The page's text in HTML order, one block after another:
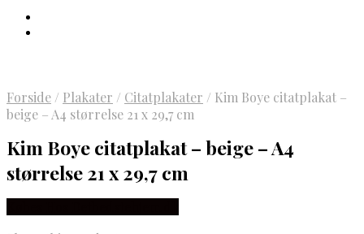
Forside / Plakater / Citatplakater / Kim Boye citatplakat –
beige – A4 størrelse 21 x 29,7 cm
Kim Boye citatplakat – beige – A4
størrelse 21 x 29,7 cm